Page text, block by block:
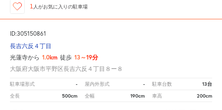
1 人がお気に入りの駐車場
ID:305150861
長吉六反４丁目
光蓮寺から 1.0km 徒歩 13～19分
大阪府大阪市平野区長吉六反４丁目８ー８
駐車場形式 - 屋内外形式 - 駐車台数 13台
全長 500cm 全幅 190cm 車高 200cm